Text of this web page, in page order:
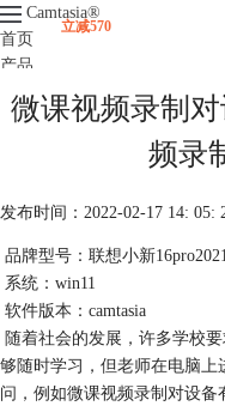
Camtasia®
首页
产品
下载
升级
立减570
微课视频录制
频录
发布时间：2022-02-17 14: 05:
品牌型号：联想小新16pro2021
系统：win11
软件版本：camtasia
随着社会的发展，许多学校
够随时学习，但老师在电脑上
问，例如微课视频录制对设